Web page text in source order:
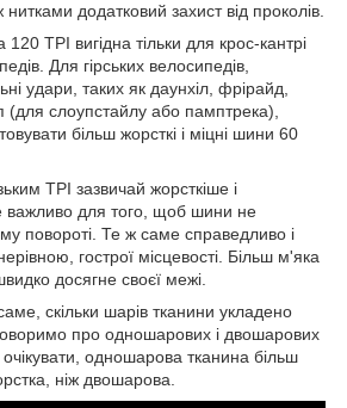
додатковий захист від проколів.
TPI вигідна тільки для крос-кантрі
Для гірських велосипедів,
удари, таких як даунхіл, фрірайд,
(для слоупстайлу або памптрека),
більш жорсткі і міцні шини 60
TPI зазвичай жорсткіше і
важливо для того, щоб шини не
повороті. Те ж саме справедливо і
гострої місцевості. Більш м'яка
досягне своєї межі.
скільки шарів тканини укладено
про одношарових і двошарових
одношарова тканина більш
ніж двошарова.